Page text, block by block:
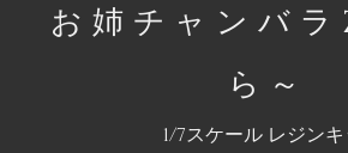
お姉チャンバラ
ら～
1/7スケール レジンキ